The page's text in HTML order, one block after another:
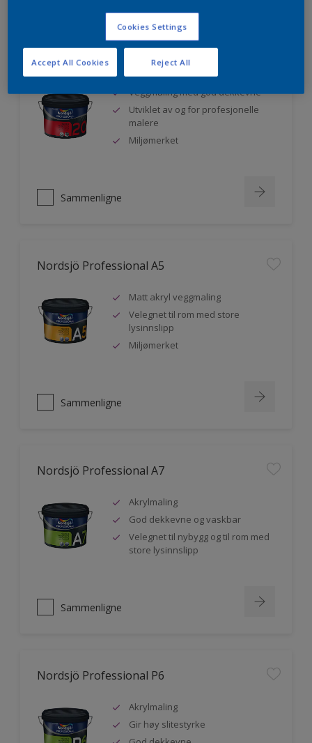
Nordsjö Professional 20
Veggmaling med god dekkevne
Utviklet av og for profesjonelle
malere
Miljømerket
Sammenligne
Nordsjö Professional A5
Matt akryl veggmaling
Velegnet til rom med store
lysinnslipp
Miljømerket
Sammenligne
Nordsjö Professional A7
Akrylmaling
God dekkevne og vaskbar
Velegnet til nybygg og til rom med
store lysinnslipp
Sammenligne
Nordsjö Professional P6
Akrylmaling
Gir høy slitestyrke
Cookies Settings
Reject All
Accept All Cookies